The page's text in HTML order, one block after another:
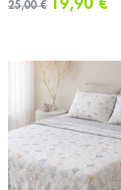
25,00€ 19,90 €